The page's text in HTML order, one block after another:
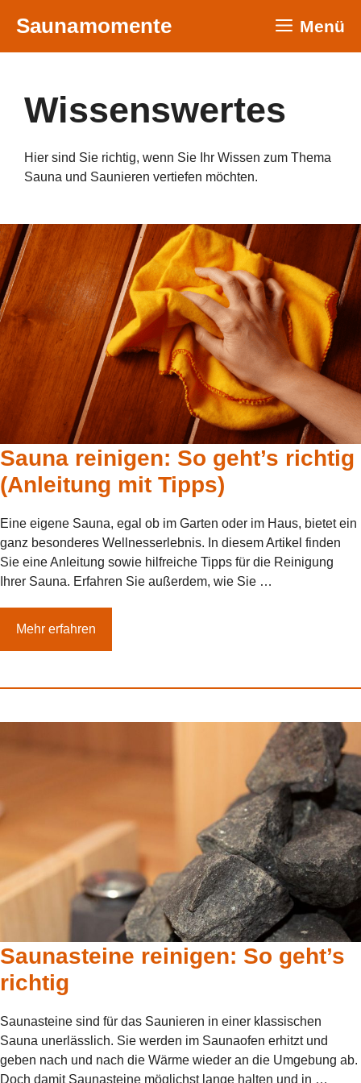
InhaltSaunamomente Menü
Wissenswertes
Hier sind Sie richtig, wenn Sie Ihr Wissen zum Thema
Sauna und Saunieren vertiefen möchten.
Sauna reinigen: So geht’s richtig
(Anleitung mit Tipps)
Eine eigene Sauna, egal ob im Garten oder im Haus, bietet ein
ganz besonderes Wellnesserlebnis. In diesem Artikel finden
Sie eine Anleitung sowie hilfreiche Tipps für die Reinigung
Ihrer Sauna. Erfahren Sie außerdem, wie Sie …
Mehr erfahren
Saunasteine reinigen: So geht’s
richtig
Saunasteine sind für das Saunieren in einer klassischen
Sauna unerlässlich. Sie werden im Saunaofen erhitzt und
geben nach und nach die Wärme wieder an die Umgebung ab.
Doch damit Saunasteine möglichst lange halten und in …